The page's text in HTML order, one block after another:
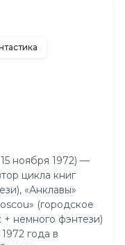
ноября 1972) —
цикла книг
«Анклавы»
(городское
+ немного фэнтези)
года в